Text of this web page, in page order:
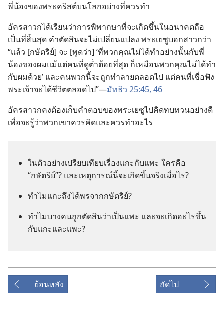
พี่​น้อง​ของ​พระ​คริสต์​บน​โลก​อย่าง​ที่​ควร​ทำ
อัครสาวก​ได้​เรียน​ว่า​การ​พิพากษา​ที่​จะ​เกิด​ขึ้น​ใน​อนาคต​ถือ​
เป็น​ที่​สิ้น​สุด คำ​ตัดสิน​จะ​ไม่​เปลี่ยน​แปลง พระ​เยซู​บอก​สาวก​ว่า
“แล้ว [กษัตริย์] จะ [พูด​ว่า] ‘ที่​พวก​คุณ​ไม่​ได้​ทำ​อย่าง​นั้น​กับ​พี่​
น้อง​ของ​ผม​แม้​แต่​คน​ที่​ดู​ต่ำต้อย​ที่​สุด ก็​เหมือน​พวก​คุณ​ไม่​ได้​ทำ​
กับ​ผม​ด้วย’ และ​คน​พวก​นี้​จะ​ถูก​ทำลาย​ตลอด​ไป แต่​คน​ที่​เชื่อ​ฟัง​
พระเจ้า​จะ​ได้​ชีวิต​ตลอด​ไป”—มัทธิว 25:45, 46
อัครสาวก​คง​ต้อง​เก็บ​คำ​ตอบ​ของ​พระ​เยซู​ไป​คิด​ทบทวน​อย่าง​ดี
เพื่อ​จะ​รู้​ว่า​พวก​เขา​ควร​คิด​และ​ควร​ทำ​อะไร
ใน​ตัว​อย่าง​เปรียบ​เทียบ​เรื่อง​แกะ​กับ​แพะ ใคร​คือ
“กษัตริย์”? และ​เหตุ​การณ์​นี้​จะ​เกิด​ขึ้น​จริง​เมื่อ​ไร?
ทำไม​แกะ​ถึง​ได้​พร​จาก​กษัตริย์?
ทำไม​บาง​คน​ถูก​ตัดสิน​ว่า​เป็น​แพะ และ​จะ​เกิด​อะไร​ขึ้น​
กับ​แกะ​และ​แพะ?
ย้อนหลัง ถัดไป